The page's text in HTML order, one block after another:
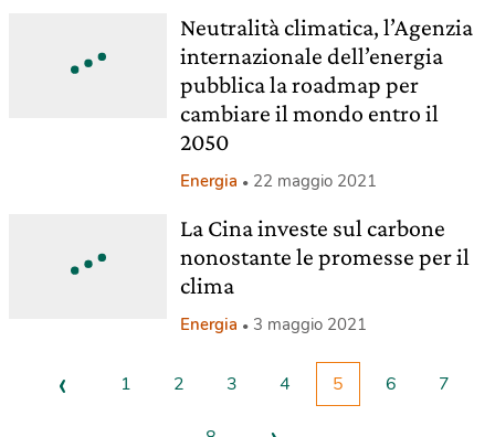
Neutralità climatica, l’Agenzia
internazionale dell’energia
pubblica la roadmap per
cambiare il mondo entro il
2050
Energia 22 maggio 2021
La Cina investe sul carbone
nonostante le promesse per il
clima
Energia 3 maggio 2021
‹ 1 2 3 4 5 6 7